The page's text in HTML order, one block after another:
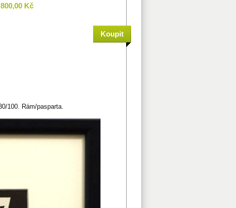
Kč
100. Rám/pasparta.